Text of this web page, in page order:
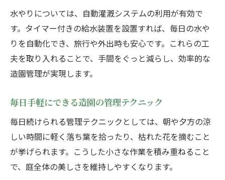
水やりについては、自動灌漑システムの利用が有効で
す。タイマー付きの給水装置を設置すれば、毎日の水や
りを自動化でき、旅行や外出時も安心です。これらの工
夫を取り入れることで、手間をぐっと減らし、効率的な
造園管理が実現します。
毎日手軽にできる造園の管理テクニック
毎日続けられる管理テクニックとしては、朝や夕方の涼
しい時間に軽く落ち葉を拾ったり、枯れた花を摘むこと
が挙げられます。こうした小さな作業を積み重ねること
で、庭全体の美しさを維持しやすくなります。